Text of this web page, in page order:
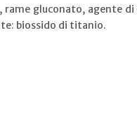
gluconato, agente di
biossido di titanio.